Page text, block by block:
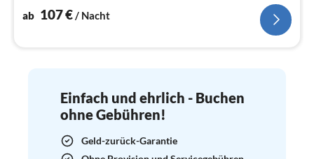
Toilette), Heizung(elektrisch)
ab 107€/ Nacht
Einfach und ehrlich - Buchen
ohne Gebühren!
Geld-zurück-Garantie